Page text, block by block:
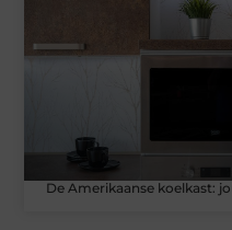
De Amerikaanse koelkast: